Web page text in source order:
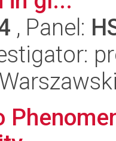
, Panel: